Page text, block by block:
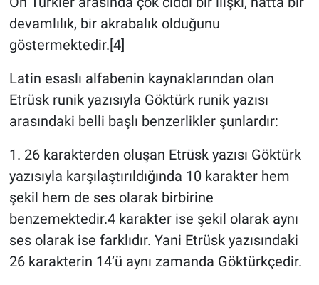
devamlılık, bir akrabalık olduğunu
göstermektedir.[4]
Latin esaslı alfabenin kaynaklarından olan
Etrüsk runik yazısıyla Göktürk runik yazısı
arasındaki belli başlı benzerlikler şunlardır:
1. 26 karakterden oluşan Etrüsk yazısı Göktürk
yazısıyla karşılaştırıldığında 10 karakter hem
şekil hem de ses olarak birbirine
benzemektedir.4 karakter ise şekil olarak aynı
ses olarak ise farklıdır. Yani Etrüsk yazısındaki
26 karakterin 14’ü aynı zamanda Göktürkçedir.